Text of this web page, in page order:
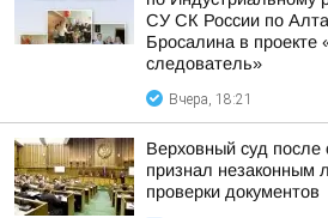
СУ СК России по
Бросалина в проекте
следователь»
Вчера, 18:21
Верховный суд после
признал незаконным
проверки документов